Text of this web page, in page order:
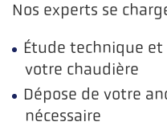
Nos experts se
Étude technique
votre chaudière
Dépose de votre
nécessaire